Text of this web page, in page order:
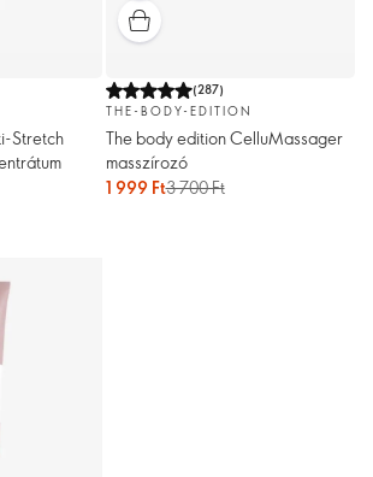
Stretch
(287)
THE-BODY-EDITION
The body edition CelluMassager
masszírozó
1 999 Ft3 700 Ft